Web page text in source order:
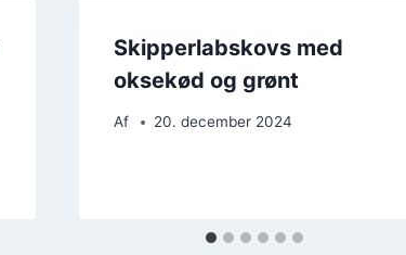
Skipperlabskovs med
oksekød og grønt
Af 20. december 2024